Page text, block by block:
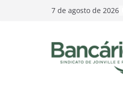
7 de agosto de 2026